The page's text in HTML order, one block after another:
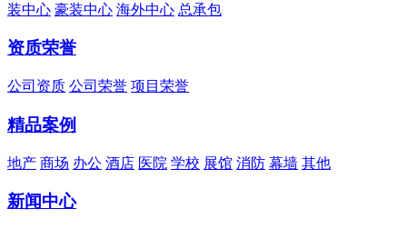
装中心 豪装中心 海外中心 总承包
资质荣誉
公司资质 公司荣誉 项目荣誉
精品案例
地产 商场 办公 酒店 医院 学校 展馆 消防 幕墙 其他
新闻中心